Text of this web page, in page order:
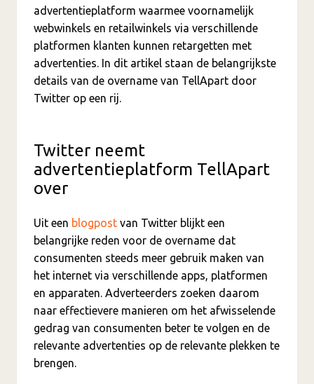
advertentieplatform waarmee voornamelijk
webwinkels en retailwinkels via verschillende
platformen klanten kunnen retargetten met
advertenties. In dit artikel staan de belangrijkste
details van de overname van TellApart door
Twitter op een rij.
Twitter neemt
advertentieplatform TellApart
over
Uit een blogpost van Twitter blijkt een
belangrijke reden voor de overname dat
consumenten steeds meer gebruik maken van
het internet via verschillende apps, platformen
en apparaten. Adverteerders zoeken daarom
naar effectievere manieren om het afwisselende
gedrag van consumenten beter te volgen en de
relevante advertenties op de relevante plekken te
brengen.